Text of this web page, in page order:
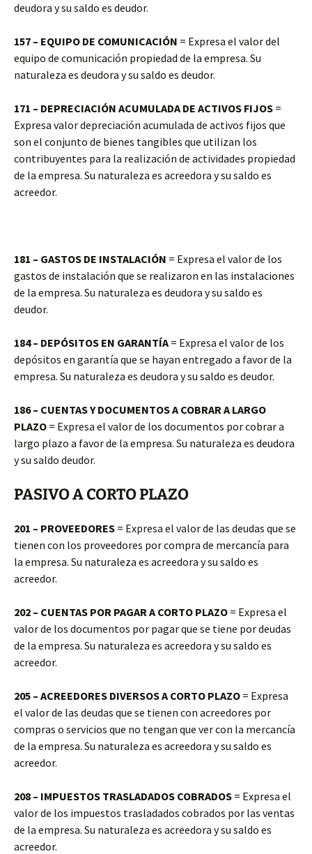
deudora y su saldo es deudor.
157 – EQUIPO DE COMUNICACIÓN = Expresa el valor del
equipo de comunicación propiedad de la empresa. Su
naturaleza es deudora y su saldo es deudor.
171 – DEPRECIACIÓN ACUMULADA DE ACTIVOS FIJOS =
Expresa valor depreciación acumulada de activos fijos que
son el conjunto de bienes tangibles que utilizan los
contribuyentes para la realización de actividades propiedad
de la empresa. Su naturaleza es acreedora y su saldo es
acreedor.
181 – GASTOS DE INSTALACIÓN = Expresa el valor de los
gastos de instalación que se realizaron en las instalaciones
de la empresa. Su naturaleza es deudora y su saldo es
deudor.
184 – DEPÓSITOS EN GARANTÍA= Expresa el valor de los
depósitos en garantía que se hayan entregado a favor de la
empresa. Su naturaleza es deudora y su saldo es deudor.
186 – CUENTAS Y DOCUMENTOS A COBRAR A LARGO
PLAZO = Expresa el valor de los documentos por cobrar a
largo plazo a favor de la empresa. Su naturaleza es deudora
y su saldo deudor.
PASIVO A CORTO PLAZO
201 – PROVEEDORES = Expresa el valor de las deudas que se
tienen con los proveedores por compra de mercancía para
la empresa. Su naturaleza es acreedora y su saldo es
acreedor.
202 – CUENTAS POR PAGAR A CORTO PLAZO = Expresa el
valor de los documentos por pagar que se tiene por deudas
de la empresa. Su naturaleza es acreedora y su saldo es
acreedor.
205 – ACREEDORES DIVERSOS A CORTO PLAZO = Expresa
el valor de las deudas que se tienen con acreedores por
compras o servicios que no tengan que ver con la mercancía
de la empresa. Su naturaleza es acreedora y su saldo es
acreedor.
208 – IMPUESTOS TRASLADADOS COBRADOS = Expresa el
valor de los impuestos trasladados cobrados por las ventas
de la empresa. Su naturaleza es acreedora y su saldo es
acreedor.